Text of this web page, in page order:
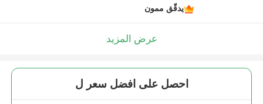
يدقّق ممون
عرض المزيد
احصل على افضل سعر ل